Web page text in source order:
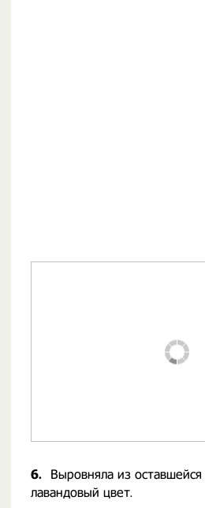
6. Выровняла из оставшейся
лавандовый цвет.